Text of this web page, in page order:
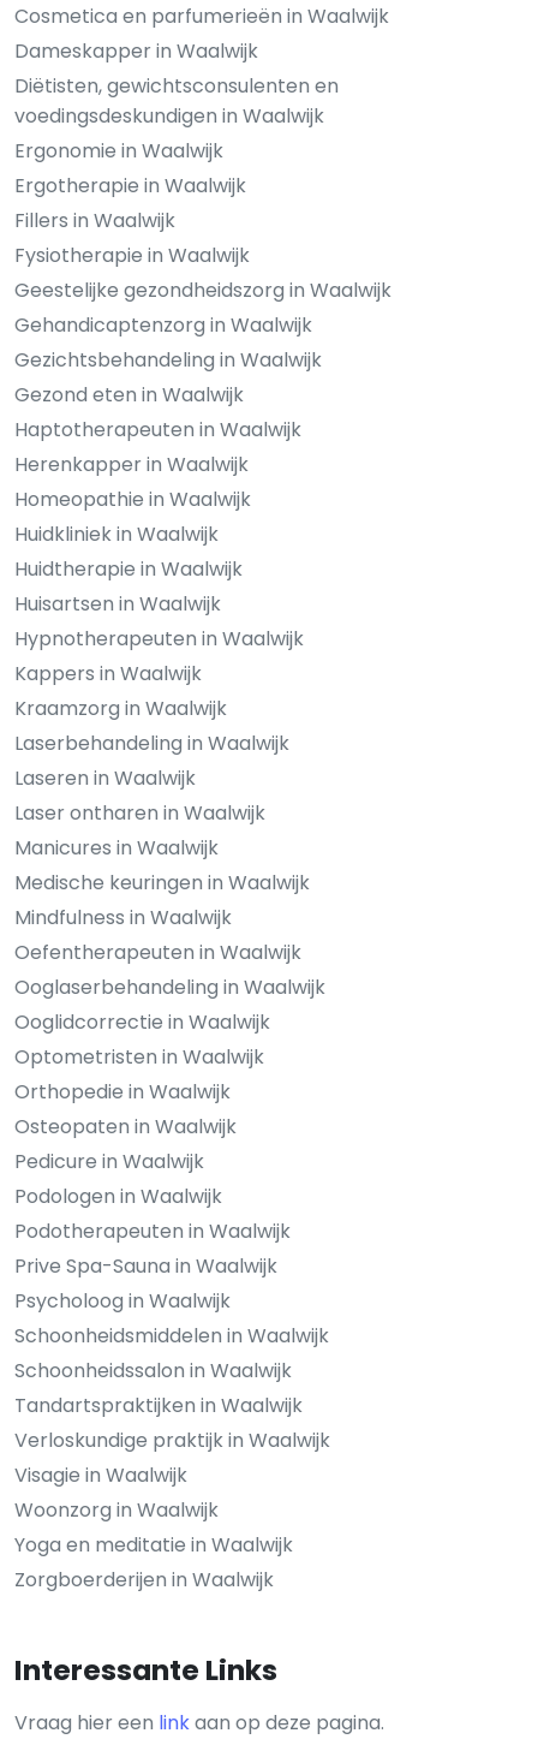
Cosmetica en parfumerieën in Waalwijk
Dameskapper in Waalwijk
Diëtisten, gewichtsconsulenten en
voedingsdeskundigen in Waalwijk
Ergonomie in Waalwijk
Ergotherapie in Waalwijk
Fillers in Waalwijk
Fysiotherapie in Waalwijk
Geestelijke gezondheidszorg in Waalwijk
Gehandicaptenzorg in Waalwijk
Gezichtsbehandeling in Waalwijk
Gezond eten in Waalwijk
Haptotherapeuten in Waalwijk
Herenkapper in Waalwijk
Homeopathie in Waalwijk
Huidkliniek in Waalwijk
Huidtherapie in Waalwijk
Huisartsen in Waalwijk
Hypnotherapeuten in Waalwijk
Kappers in Waalwijk
Kraamzorg in Waalwijk
Laserbehandeling in Waalwijk
Laseren in Waalwijk
Laser ontharen in Waalwijk
Manicures in Waalwijk
Medische keuringen in Waalwijk
Mindfulness in Waalwijk
Oefentherapeuten in Waalwijk
Ooglaserbehandeling in Waalwijk
Ooglidcorrectie in Waalwijk
Optometristen in Waalwijk
Orthopedie in Waalwijk
Osteopaten in Waalwijk
Pedicure in Waalwijk
Podologen in Waalwijk
Podotherapeuten in Waalwijk
Prive Spa-Sauna in Waalwijk
Psycholoog in Waalwijk
Schoonheidsmiddelen in Waalwijk
Schoonheidssalon in Waalwijk
Tandartspraktijken in Waalwijk
Verloskundige praktijk in Waalwijk
Visagie in Waalwijk
Woonzorg in Waalwijk
Yoga en meditatie in Waalwijk
Zorgboerderijen in Waalwijk
Interessante Links
Vraag hier een linkaan op deze pagina.